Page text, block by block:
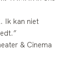
Ik kan niet
& Cinema